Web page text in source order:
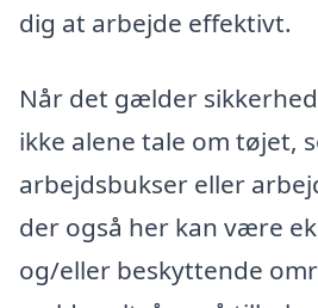
dig at arbejde effektivt.
Når det gælder
ikke alene tale om tøjet,
arbejdsbukser eller
der også her kan være
og/eller beskyttende